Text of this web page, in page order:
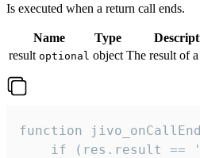
Is executed when a return call ends.
Name Type
result optional object The result of
function
if (res.result ==